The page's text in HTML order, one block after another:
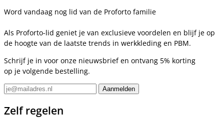
Word vandaag nog lid van de Proforto familie
Als Proforto-lid geniet je van exclusieve voordelen en blijf je op
de hoogte van de laatste trends in werkkleding en PBM.
Schrijf je in voor onze nieuwsbrief en ontvang 5% korting
op je volgende bestelling.
Zelf regelen